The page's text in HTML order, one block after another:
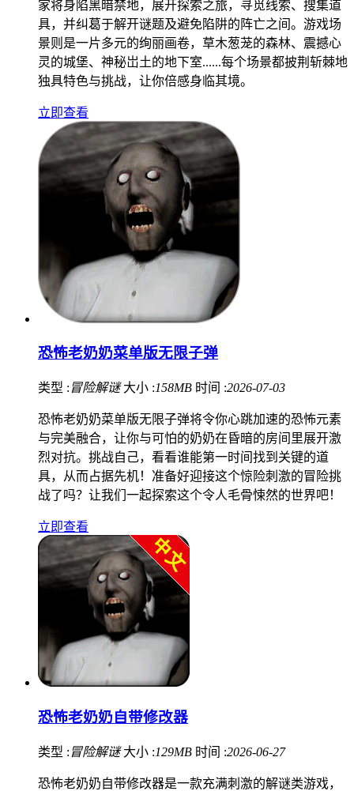
家将身陷黑暗禁地，展开探索之旅，寻觅线索、搜集道
具，并纠葛于解开谜题及避免陷阱的阵亡之间。游戏场
景则是一片多元的绚丽画卷，草木葱茏的森林、震撼心
灵的城堡、神秘岀土的地下室......每个场景都披荆斩棘地
独具特色与挑战，让你倍感身临其境。
立即查看
恐怖老奶奶菜单版无限子弹
类型 : 冒险解谜 大小 :158MB 时间 :2026-07-03
恐怖老奶奶菜单版无限子弹将令你心跳加速的恐怖元素
与完美融合，让你与可怕的奶奶在昏暗的房间里展开激
烈对抗。挑战自己，看看谁能第一时间找到关键的道
具，从而占据先机！准备好迎接这个惊险刺激的冒险挑
战了吗？让我们一起探索这个令人毛骨悚然的世界吧！
立即查看
恐怖老奶奶自带修改器
类型 : 冒险解谜 大小 :129MB 时间 :2026-06-27
恐怖老奶奶自带修改器是一款充满刺激的解谜类游戏，